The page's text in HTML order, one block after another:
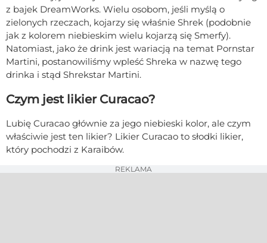
z bajek DreamWorks. Wielu osobom, jeśli myślą o
zielonych rzeczach, kojarzy się właśnie Shrek (podobnie
jak z kolorem niebieskim wielu kojarzą się Smerfy).
Natomiast, jako że drink jest wariacją na temat Pornstar
Martini, postanowiliśmy wpleść Shreka w nazwę tego
drinka i stąd Shrekstar Martini.
Czym jest likier Curacao?
Lubię Curacao głównie za jego niebieski kolor, ale czym
właściwie jest ten likier? Likier Curacao to słodki likier,
który pochodzi z Karaibów.
REKLAMA